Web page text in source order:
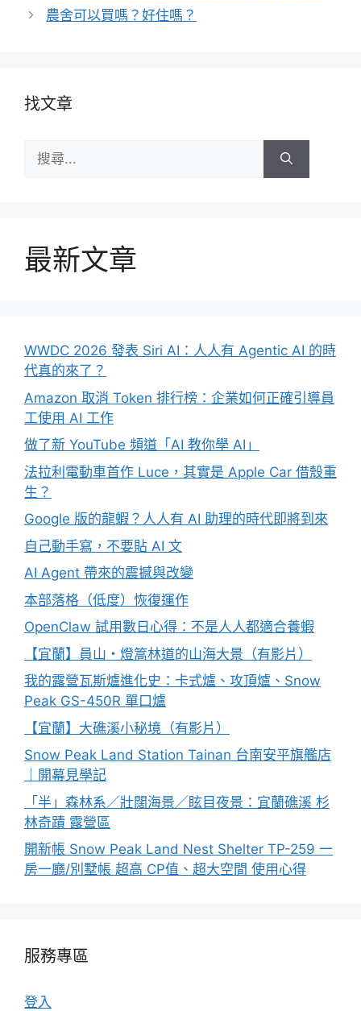
農舍可以買嗎？好住嗎？
找文章
尋:
最新文章
WWDC 2026 發表 Siri AI：人人有 Agentic AI 的時
代真的來了？
Amazon 取消 Token 排行榜：企業如何正確引導員
工使用 AI 工作
做了新 YouTube 頻道「AI 教你學 AI」
法拉利電動車首作 Luce，其實是 Apple Car 借殼重
生？
Google 版的龍蝦？人人有 AI 助理的時代即將到來
自己動手寫，不要貼 AI 文
AI Agent 帶來的震撼與改變
本部落格（低度）恢復運作
OpenClaw 試用數日心得：不是人人都適合養蝦
【宜蘭】員山・燈篙林道的山海大景（有影片）
我的露營瓦斯爐進化史：卡式爐、攻頂爐、Snow
Peak GS-450R 單口爐
【宜蘭】大礁溪小秘境（有影片）
Snow Peak Land Station Tainan 台南安平旗艦店
｜開幕見學記
「半」森林系／壯闊海景／眩目夜景：宜蘭礁溪 杉
林奇蹟 露營區
開新帳 Snow Peak Land Nest Shelter TP-259 一
房一廳/別墅帳 超高 CP值、超大空間 使用心得
服務專區
登入